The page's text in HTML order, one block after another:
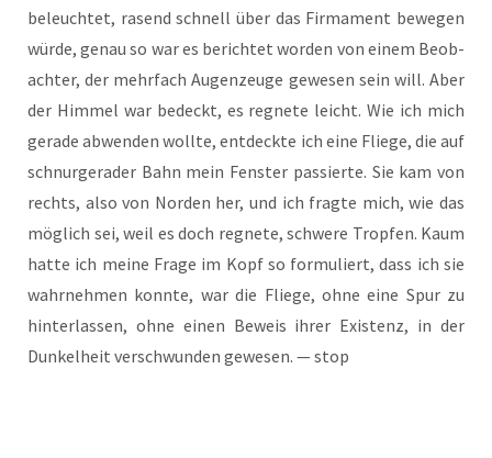
beleuch­tet, rasend schnell über das Fir­ma­ment bewe­gen
wür­de, genau so war es berich­tet wor­den von einem Beob­
ach­ter, der mehr­fach Augen­zeu­ge gewe­sen sein will. Aber
der Him­mel war bedeckt, es reg­ne­te leicht. Wie ich mich
gera­de abwen­den woll­te, ent­deck­te ich eine Flie­ge, die auf
schnur­ge­ra­der Bahn mein Fens­ter pas­sier­te. Sie kam von
rechts, also von Nor­den her, und ich frag­te mich, wie das
mög­lich sei, weil es doch reg­ne­te, schwe­re Trop­fen. Kaum
hat­te ich mei­ne Fra­ge im Kopf so for­mu­liert, dass ich sie
wahr­neh­men konn­te, war die Flie­ge, ohne eine Spur zu
hin­ter­las­sen, ohne einen Beweis ihrer Exis­tenz, in der
Dun­kel­heit ver­schwun­den gewe­sen. — stop